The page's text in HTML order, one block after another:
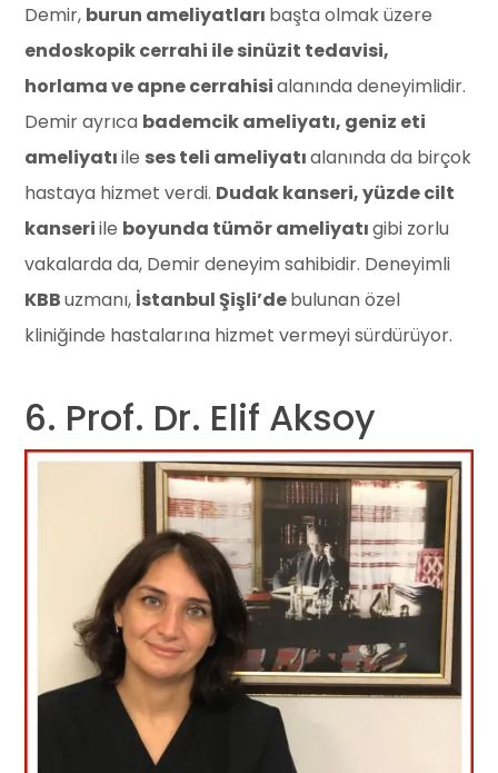
Demir, burun ameliyatları başta olmak üzere
endoskopik cerrahi ile sinüzit tedavisi,
horlama ve apne cerrahisialanında deneyimlidir.
Demir ayrıca bademcik ameliyatı, geniz eti
ameliyatıile ses teli ameliyatıalanında da birçok
hastaya hizmet verdi. Dudak kanseri, yüzde cilt
kanseriile boyunda tümör ameliyatıgibi zorlu
vakalarda da, Demir deneyim sahibidir. Deneyimli
KBBuzmanı, İstanbul Şişli’debulunan özel
kliniğinde hastalarına hizmet vermeyi sürdürüyor.
6. Prof. Dr. Elif Aksoy